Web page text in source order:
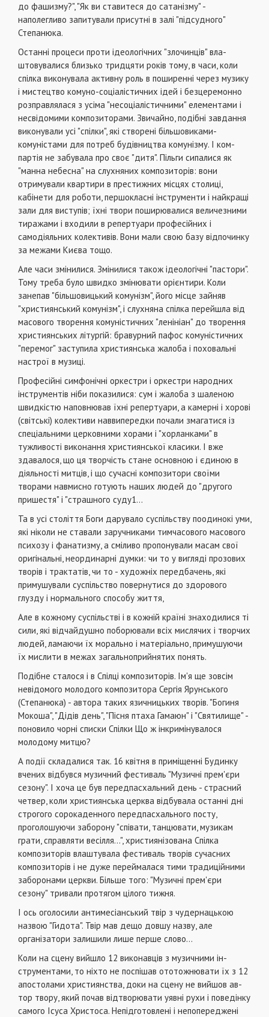
до фашизму?", "Як ви ставитеся до сата­нізму" -
наполегливо запитували присутні в залі "підсу­дного"
Степанюка.
Останні процеси проти ідеологічних "злочинців" вла­
штовувалися близько тридцяти років тому, в часи, коли
спілка виконувала активну роль в поширенні через музи­ку
і мистецтво комуно-соціалістичних ідей і безцеремон­но
розправлялася з усіма "несоціалістичними" елемента­ми і
несвідомими композиторами. Звичайно, подібні за­вдання
виконували усі "спілки", які створені більшовиками-
комуністами для потреб будівництва комунізму. І ком­
партія не забувала про своє "дитя". Пільги сипалися як
"манна небесна" на слухняних композиторів: вони
отримували квартири в престижних місцях столиці,
кабінети для роботи, першокласні інструменти і найкращі
зали для виступів; їхні твори поширювалися величезними
тиража­ми і входили в репертуари професійних і
самодіяльних колективів. Вони мали свою базу відпочинку
за межами Києва тощо.
Але часи змінилися. Змінилися також ідеологічні "па­стори".
Тому треба було швидко змінювати орієнтири. Ко­ли
занепав "більшовицький комунізм", його місце зайняв
"християнський комунізм", і слухняна спілка перейшла від
масового творення комуністичних "ленініан" до творення
християнських літургій: бравурний пафос комуністичних
"перемог" заступила християнська жалоба і поховальні
настрої в музиці.
Професійні симфонічні оркестри і оркестри народних
інструментів ніби показилися: сум і жалоба з шаленою
швидкістю наповнював їхні репертуари, а камерні і хоро­ві
(світські) колективи наввипередки почали змагатися із
спеціальними церковними хорами і "хорланками" в
тужливості виконання християнської класики. І вже
здава­лося, що ця творчість стане основною і єдиною в
діяль­ності митців, і що сучасні композитори своїми
творами на­вмисно готують наших людей до "другого
пришестя" і "страшного суду1...
Та в усі століття Боги дарувало суспільству поодинокі уми,
які ніколи не ставали заручниками тимчасового ма­сового
психозу і фанатизму, а сміливо пропонували ма­сам свої
оригінальні, неординарні думки: чи то у вигляді прозових
творів і трактатів, чи то - художніх передбачень, які
примушували суспільство повернутися до здорового
глузду і нормального способу життя,
Але в кожному суспільстві і в кожній країні знаходили­ся ті
сили, які відчайдушно поборювали всіх мислячих і творчих
людей, ламаючи їх морально і матеріально, примушуючи
їх мислити в межах загальноприйнятих понять.
Подібне сталося і в Спілці композиторів. Ім'я ще зовсім
невідомого молодого композитора Сергія Ярун­ського
(Степанюка) - автора таких язичницьких творів. "Богиня
Мокоша", "Дідів день", "Пісня птаха Гамаюн" і "Святилище" -
поновило чорні списки Спілки Що ж інкримінувалося
молодому митцю?
А події складалися так. 16 квітня в приміщенні Бу­динку
вчених відбувся музичний фестиваль "Музичні прем'єри
сезону". І хоча це був передпасхальний день - страсний
четвер, коли християнська церква відбувала останні дні
строгого сорокаденного передпасхального посту,
проголошуючи заборону "співати, танцювати, музикам
грати, справляти весілля...", християнізована Спілка
композиторів влаштувала фестиваль творів су­часних
композиторів і не дуже переймалася тими тра­диційними
заборонами церкви. Більше того: "Музичні прем'єри
сезону" тривали протягом цілого тижня.
І ось оголосили антимесіанський твір з чудернаць­кою
назвою "Гидота". Твір мав дещо довшу назву, але
організатори залишили лише перше слово...
Коли на сцену вийшло 12 виконавців з музичними ін­
струментами, то ніхто не поспішав ототожнювати їх з 12
апостолами християнства, доки на сцену не вийшов ав­
тор твору, який почав відтворювати уявні рухи і поведінку
самого Ісуса Христоса. Непідготовлені і непопереджені